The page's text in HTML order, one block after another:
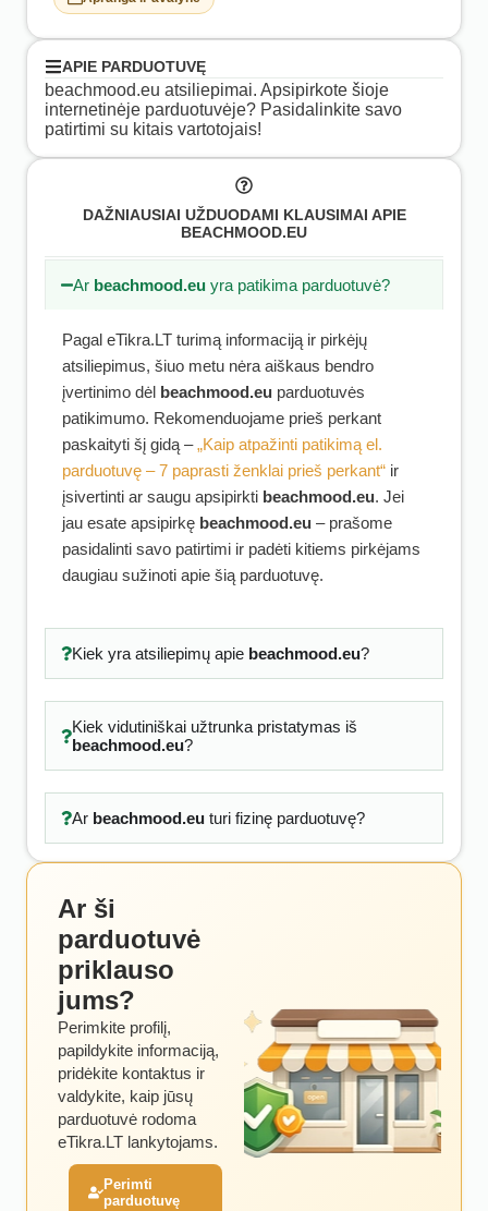
APIE PARDUOTUVĘ
beachmood.eu atsiliepimai. Apsipirkote šioje
internetinėje parduotuvėje? Pasidalinkite savo
patirtimi su kitais vartotojais!
DAŽNIAUSIAI UŽDUODAMI KLAUSIMAI APIE
BEACHMOOD.EU
Ar beachmood.eu yra patikima parduotuvė?
Pagal eTikra.LT turimą informaciją ir pirkėjų
atsiliepimus, šiuo metu nėra aiškaus bendro
įvertinimo dėl beachmood.eu parduotuvės
patikimumo. Rekomenduojame prieš perkant
paskaityti šį gidą –„Kaip atpažinti patikimą el.
parduotuvę – 7 paprasti ženklai prieš perkant“ ir
įsivertinti ar saugu apsipirkti beachmood.eu. Jei
jau esate apsipirkę beachmood.eu – prašome
pasidalinti savo patirtimi ir padėti kitiems pirkėjams
daugiau sužinoti apie šią parduotuvę.
Kiek yra atsiliepimų apie beachmood.eu?
Kiek vidutiniškai užtrunka pristatymas iš
beachmood.eu?
Ar beachmood.euturi fizinę parduotuvę?
Ar ši
parduotuvė
priklauso
jums?
Perimkite profilį,
papildykite informaciją,
pridėkite kontaktus ir
valdykite, kaip jūsų
parduotuvė rodoma
eTikra.LT lankytojams.
Perimti
parduotuvę